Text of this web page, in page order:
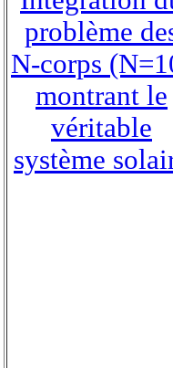
problème
N-corps
montrant le
véritable
système